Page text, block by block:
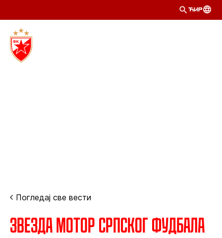
ЋИР
Погледај све вести
Звезда мотор српског фудбала